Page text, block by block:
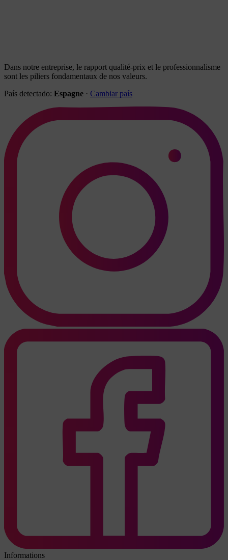
Dans notre entreprise, le rapport qualité-prix et le professionnalisme
sont les piliers fondamentaux de nos valeurs.
País detectado: Espagne · Cambiar país
Informations